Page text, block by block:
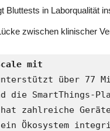
Bluttests in Laborqualität
zwischen klinischer
mit
unterstützt über 77
die SmartThings-
hat zahlreiche
Ökosystem